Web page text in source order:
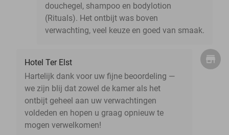
douchegel, shampoo en bodylotion
(Rituals). Het ontbijt was boven
verwachting, veel keuze en goed van smaak.
Hotel Ter Elst
Hartelijk dank voor uw fijne beoordeling —
we zijn blij dat zowel de kamer als het
ontbijt geheel aan uw verwachtingen
voldeden en hopen u graag opnieuw te
mogen verwelkomen!